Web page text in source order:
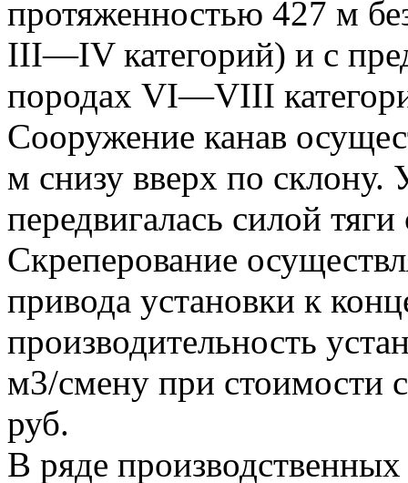
протяженностью 427 м
III—IV категорий) и с
породах VI—VIII
Сооружение канав
м снизу вверх по склону.
передвигалась силой
Скреперование
привода установки к
производительность
м3/смену при стоимости
руб.
В ряде